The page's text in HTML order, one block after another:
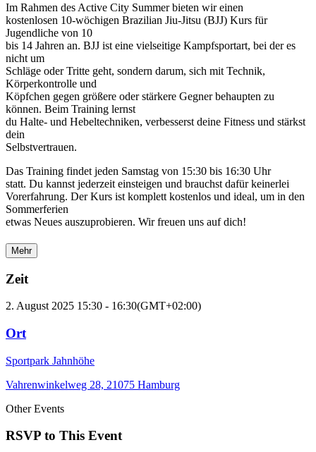
Im Rahmen des Active City Summer bieten wir einen
kostenlosen 10-wöchigen Brazilian Jiu-Jitsu (BJJ) Kurs für
Jugendliche von 10
bis 14 Jahren an. BJJ ist eine vielseitige Kampfsportart, bei der es
nicht um
Schläge oder Tritte geht, sondern darum, sich mit Technik,
Körperkontrolle und
Köpfchen gegen größere oder stärkere Gegner behaupten zu
können. Beim Training lernst
du Halte- und Hebeltechniken, verbesserst deine Fitness und stärkst
dein
Selbstvertrauen.
Das Training findet jeden Samstag von 15:30 bis 16:30 Uhr
statt. Du kannst jederzeit einsteigen und brauchst dafür keinerlei
Vorerfahrung. Der Kurs ist komplett kostenlos und ideal, um in den
Sommerferien
etwas Neues auszuprobieren. Wir freuen uns auf dich!
Mehr
Zeit
2. August 2025 15:30 - 16:30(GMT+02:00)
Ort
Sportpark Jahnhöhe
Vahrenwinkelweg 28, 21075 Hamburg
Other Events
RSVP to This Event